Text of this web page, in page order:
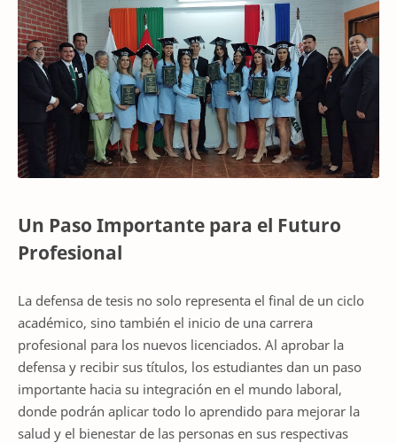
Un Paso Importante para el Futuro
Profesional
La defensa de tesis no solo representa el final de un ciclo
académico, sino también el inicio de una carrera
profesional para los nuevos licenciados. Al aprobar la
defensa y recibir sus títulos, los estudiantes dan un paso
importante hacia su integración en el mundo laboral,
donde podrán aplicar todo lo aprendido para mejorar la
salud y el bienestar de las personas en sus respectivas